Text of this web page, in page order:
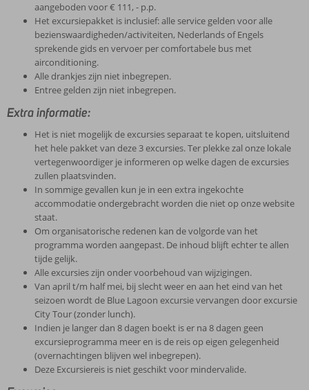
aangeboden voor € 111, - p.p.
Het excursiepakket is inclusief: alle service gelden voor alle
bezienswaardigheden/activiteiten, Nederlands of Engels
sprekende gids en vervoer per comfortabele bus met
airconditioning.
Alle drankjes zijn niet inbegrepen.
Entree gelden zijn niet inbegrepen.
Extra informatie:
Het is niet mogelijk de excursies separaat te kopen, uitsluitend
het hele pakket van deze 3 excursies. Ter plekke zal onze lokale
vertegenwoordiger je informeren op welke dagen de excursies
zullen plaatsvinden.
In sommige gevallen kun je in een extra ingekochte
accommodatie ondergebracht worden die niet op onze website
staat.
Om organisatorische redenen kan de volgorde van het
programma worden aangepast. De inhoud blijft echter te allen
tijde gelijk.
Alle excursies zijn onder voorbehoud van wijzigingen.
Van april t/m half mei, bij slecht weer en aan het eind van het
seizoen wordt de Blue Lagoon excursie vervangen door excursie
City Tour (zonder lunch).
Indien je langer dan 8 dagen boekt is er na 8 dagen geen
excursieprogramma meer en is de reis op eigen gelegenheid
(overnachtingen blijven wel inbegrepen).
Deze Excursiereis is niet geschikt voor mindervalide.